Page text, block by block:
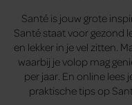
Santé is jouw grote
Santé staat voor gezond
en lekker in je vel zitten.
waarbij je volop mag
per jaar. En online lees
praktische tips op